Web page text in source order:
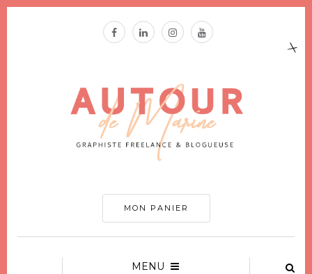
MON PANIER
MENU